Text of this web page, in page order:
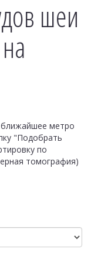
шеи
метро
"Подобрать
по
томография)